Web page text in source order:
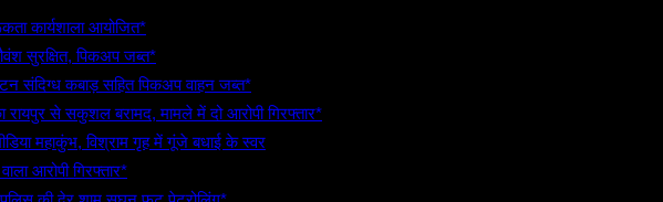
कार्यशाला आयोजित*
सुरक्षित, पिकअप जब्त*
संदिग्ध कबाड़ सहित पिकअप वाहन जब्त*
से सकुशल बरामद, मामले में दो आरोपी गिरफ्तार*
महाकुंभ, विश्राम गृह में गूंजे बधाई के स्वर
आरोपी गिरफ्तार*